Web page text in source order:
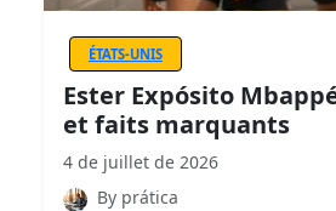
ÉTATS-UNIS
Ester Expósito
et faits marquants
4 de juillet de 2026
By prática